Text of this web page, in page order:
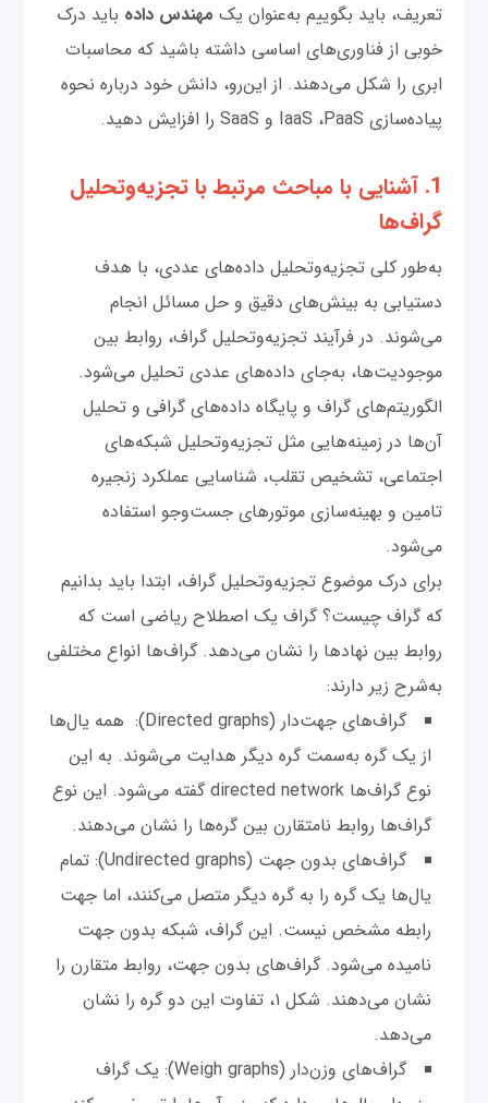
تعریف، باید بگوییم به‌عنوان یک مهندس داده باید درک
خوبی از فناوری‌های اساسی داشته باشید که محاسبات
ابری را شکل می‌دهند. از این‌رو، دانش خود درباره نحوه
پیاده‌سازی IaaS ،PaaS و SaaS را افزایش دهید.
1. آشنایی با مباحث مرتبط با تجزیه‌و‌تحلیل
گراف‌ها
به‌طور کلی تجزیه‌و‌تحلیل داده‌های عددی، با هدف
دستیابی به بینش‌های دقیق و حل مسائل انجام
می‌شوند. در فرآیند تجزیه‌و‌تحلیل‌ گراف، روابط بین
موجودیت‌ها، به‌جای داده‌های عددی تحلیل می‌شود.
الگوریتم‌های گراف و پایگاه داده‌های گرافی و تحلیل
آن‌ها در زمینه‌هایی مثل تجزیه‌و‌تحلیل شبکه‌های
اجتماعی، تشخیص تقلب، شناسایی عملکرد زنجیره
تامین و بهینه‌سازی موتورهای جست‌وجو استفاده
می‌شود.
برای درک موضوع تجزیه‌و‌تحلیل گراف، ابتدا باید بدانیم
که گراف چیست؟ گراف یک اصطلاح ریاضی است که
روابط بین نهادها را نشان می‌دهد. گراف‌ها انواع مختلفی
به‌شرح زیر دارند:
گراف‌های جهت‌دار (Directed graphs): همه یال‌ها
از یک گره به‌سمت گره دیگر هدایت می‌شوند. به این
نوع گراف‌ها directed network گفته می‌شود. این نوع
گراف‌ها روابط نامتقارن بین گره‌ها را نشان می‌دهند.
گراف‌های بدون جهت (Undirected graphs): تمام
یال‌ها یک گره را به گره دیگر متصل می‌کنند، اما جهت
رابطه مشخص نیست. این گراف، شبکه بدون جهت
نامیده می‌شود. گراف‌های بدون جهت، روابط متقارن را
نشان می‌دهند. شکل ۱، تفاوت این دو گره را نشان
می‌دهد.
گراف‌های وزن‌دار (Weigh graphs): یک گراف